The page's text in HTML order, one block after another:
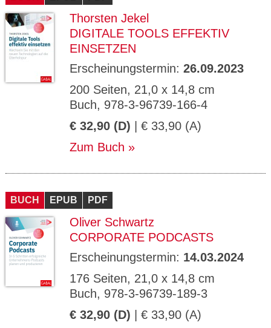
Thorsten Jekel
DIGITALE TOOLS EFFEKTIV
EINSETZEN
Erscheinungstermin: 26.09.2023
200 Seiten, 21,0 x 14,8 cm
Buch, 978-3-96739-166-4
€ 32,90 (D) | € 33,90 (A)
Zum Buch
BUCH EPUB PDF
Oliver Schwartz
CORPORATE PODCASTS
Erscheinungstermin: 14.03.2024
176 Seiten, 21,0 x 14,8 cm
Buch, 978-3-96739-189-3
€ 32,90 (D) | € 33,90 (A)